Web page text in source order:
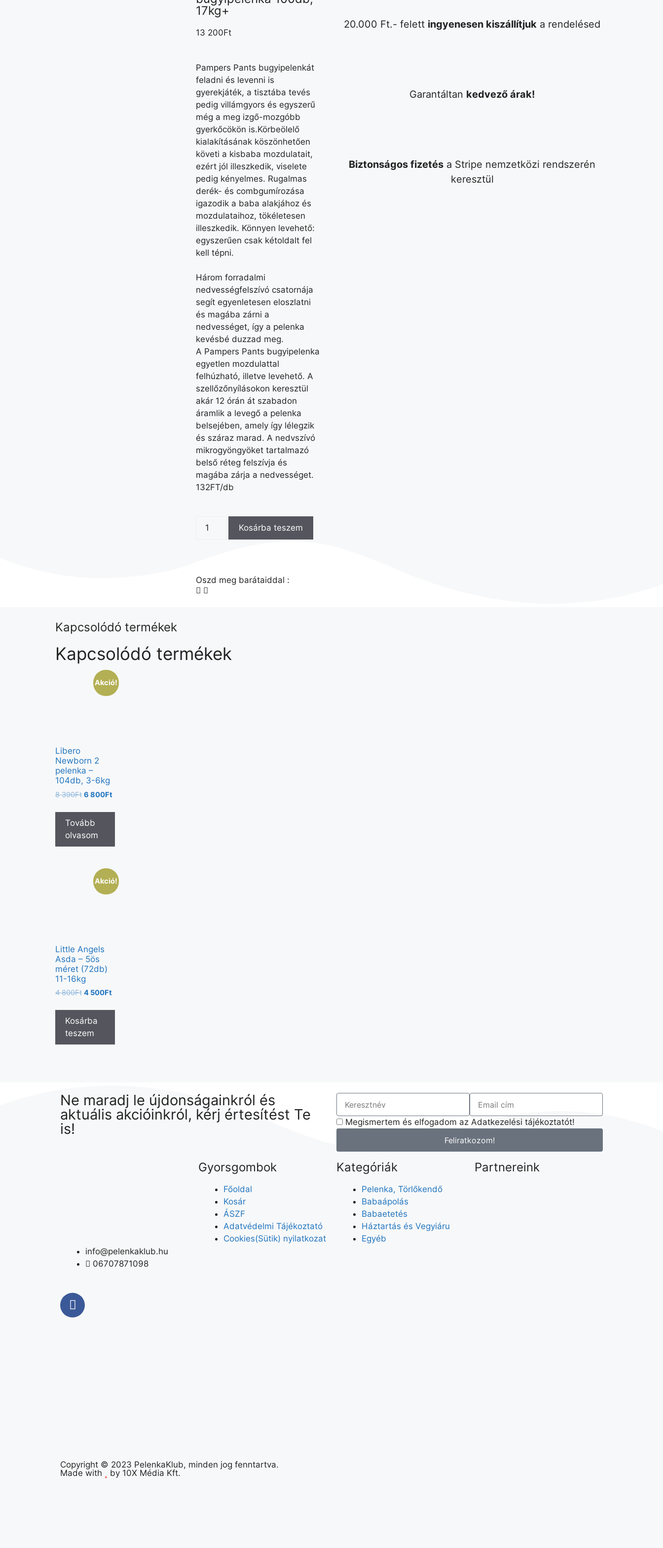
17kg+
13 200Ft
Pampers Pants bugyipelenkát
feladni és levenni is
gyerekjáték, a tisztába tevés
pedig villámgyors és egyszerű
még a meg izgő-mozgóbb
gyerkőcökön is.Körbeölelő
kialakításának köszönhetően
követi a kisbaba mozdulatait,
ezért jól illeszkedik, viselete
pedig kényelmes. Rugalmas
derék- és combgumírozása
igazodik a baba alakjához és
mozdulataihoz, tökéletesen
illeszkedik. Könnyen levehető:
egyszerűen csak kétoldalt fel
kell tépni.
Három forradalmi
nedvességfelszívó csatornája
segít egyenletesen eloszlatni
és magába zárni a
nedvességet, így a pelenka
kevésbé duzzad meg.
A Pampers Pants bugyipelenka
egyetlen mozdulattal
felhúzható, illetve levehető. A
szellőzőnyílásokon keresztül
akár 12 órán át szabadon
áramlik a levegő a pelenka
belsejében, amely így lélegzik
és száraz marad. A nedvszívó
mikrogyöngyöket tartalmazó
belső réteg felszívja és
magába zárja a nedvességet.
132FT/db
Kosárba teszem
Oszd meg barátaiddal :
20.000 Ft.- felett ingyenesen kiszállítjuk a rendelésed
Garantáltan kedvező árak!
Biztonságos fizetés a Stripe nemzetközi rendszerén
keresztül
Kapcsolódó termékek
Kapcsolódó termékek
Akció!
Libero
Newborn 2
pelenka –
104db, 3-6kg
8 390Ft 6 800Ft
Tovább
olvasom
Akció!
Little Angels
Asda – 5ös
méret (72db)
11-16kg
4 800Ft 4 500Ft
Kosárba
teszem
Ne maradj le újdonságainkról és
aktuális akcióinkról, kérj értesítést Te
is!
Megismertem és elfogadom az Adatkezelési tájékoztatót!
Feliratkozom!
info@pelenkaklub.hu
06707871098
Gyorsgombok
Főoldal
Kosár
ÁSZF
Adatvédelmi Tájékoztató
Cookies(Sütik) nyilatkozat
Kategóriák
Pelenka, Törlőkendő
Babaápolás
Babaetetés
Háztartás és Vegyiáru
Egyéb
Partnereink
Copyright © 2023 PelenkaKlub, minden jog fenntartva.
Made with
by 10X Média Kft.